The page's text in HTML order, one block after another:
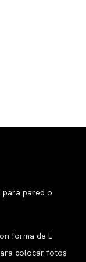
para pared o
forma de L
colocar fotos